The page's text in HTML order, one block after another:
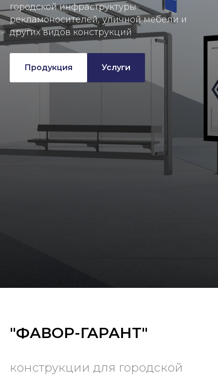
городской инфраструктуры
рекламоносителей, уличной мебели и
других видов конструкций
Продукция Услуги
"ФАВОР-ГАРАНТ"
конструкции для городской